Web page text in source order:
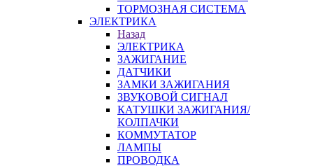
ТОРМОЗНАЯ СИСТЕМА
ЭЛЕКТРИКА
Назад
ЭЛЕКТРИКА
ЗАЖИГАНИЕ
ДАТЧИКИ
ЗАМКИ ЗАЖИГАНИЯ
ЗВУКОВОЙ СИГНАЛ
КАТУШКИ ЗАЖИГАНИЯ/
КОЛПАЧКИ
КОММУТАТОР
ЛАМПЫ
ПРОВОДКА